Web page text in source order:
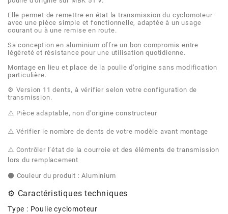
CABLERIE
STICKERS
BON PLAN
MOTEUR SOLEX
CHASSIS
FREINAGE
CABLERIE
ELECTRICITE
VARIATION
EMBRAYAGE
TRANSMISSION
REFROIDISSEMENT
CARTER
CHASSIS
FREINAGE
ECLAIRAGE
ELECTRICITE
AM6 ALL DAY
AGP
AJP
ALLPRO
Elle permet de remettre en état la transmission du cyclomoteur
avec une pièce simple et fonctionnelle, adaptée à un usage
courant ou à une remise en route.
Sa conception en aluminium offre un bon compromis entre
légèreté et résistance pour une utilisation quotidienne.
Montage en lieu et place de la poulie d’origine sans modification
particulière.
⚙️ Version 11 dents, à vérifier selon votre configuration de
transmission.
⚠️ Pièce adaptable, non d’origine constructeur
⚠️ Vérifier le nombre de dents de votre modèle avant montage
⚠️ Contrôler l’état de la courroie et des éléments de transmission
lors du remplacement
⚫ Couleur du produit : Aluminium
⚙️ Caractéristiques techniques
Type : Poulie cyclomoteur